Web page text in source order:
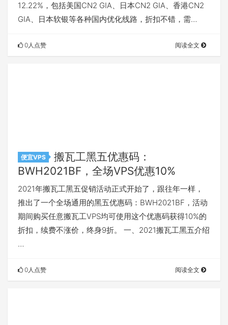
12.22%，包括美国CN2 GIA、日本CN2 GIA、香港CN2
GIA、日本软银等各种国内优化线路，折扣不错，需…
0人点赞 阅读全文
便宜VPS
搬瓦工黑五优惠码：
BWH2021BF，全场VPS优惠10%
2021年搬瓦工黑五促销活动正式开始了，跟往年一样，
推出了一个全场通用的黑五优惠码：BWH2021BF，活动
期间购买任意搬瓦工VPS均可使用这个优惠码获得10%的
折扣，续费不涨价，终身9折。 一、2021搬瓦工黑五介绍
…
0人点赞 阅读全文